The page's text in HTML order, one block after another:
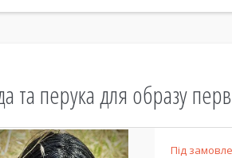
та перука для образу
Під